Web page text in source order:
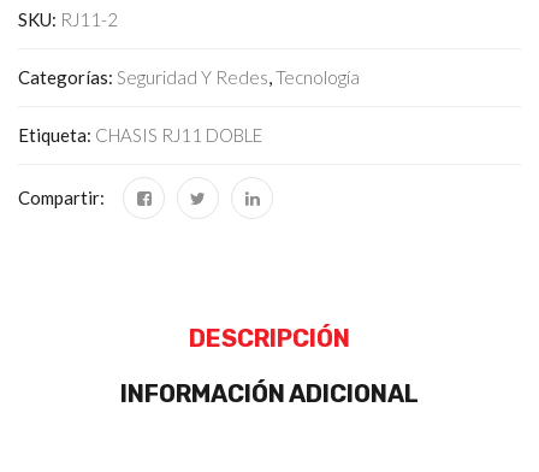
SKU: RJ11-2
Categorías: Seguridad Y Redes,Tecnología
Etiqueta: CHASIS RJ11 DOBLE
Compartir:
DESCRIPCIÓN
INFORMACIÓN ADICIONAL